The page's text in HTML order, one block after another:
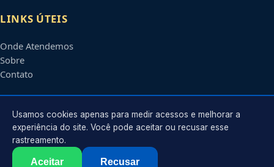
LINKS ÚTEIS
Onde Atendemos
Sobre
Contato
CONTATO
Atendimento em
contato@encanadoremmontesclaros.com.br
Usamos cookies apenas para medir acessos e melhorar a
experiência do site. Você pode aceitar ou recusar esse
rastreamento.
Aceitar Recusar